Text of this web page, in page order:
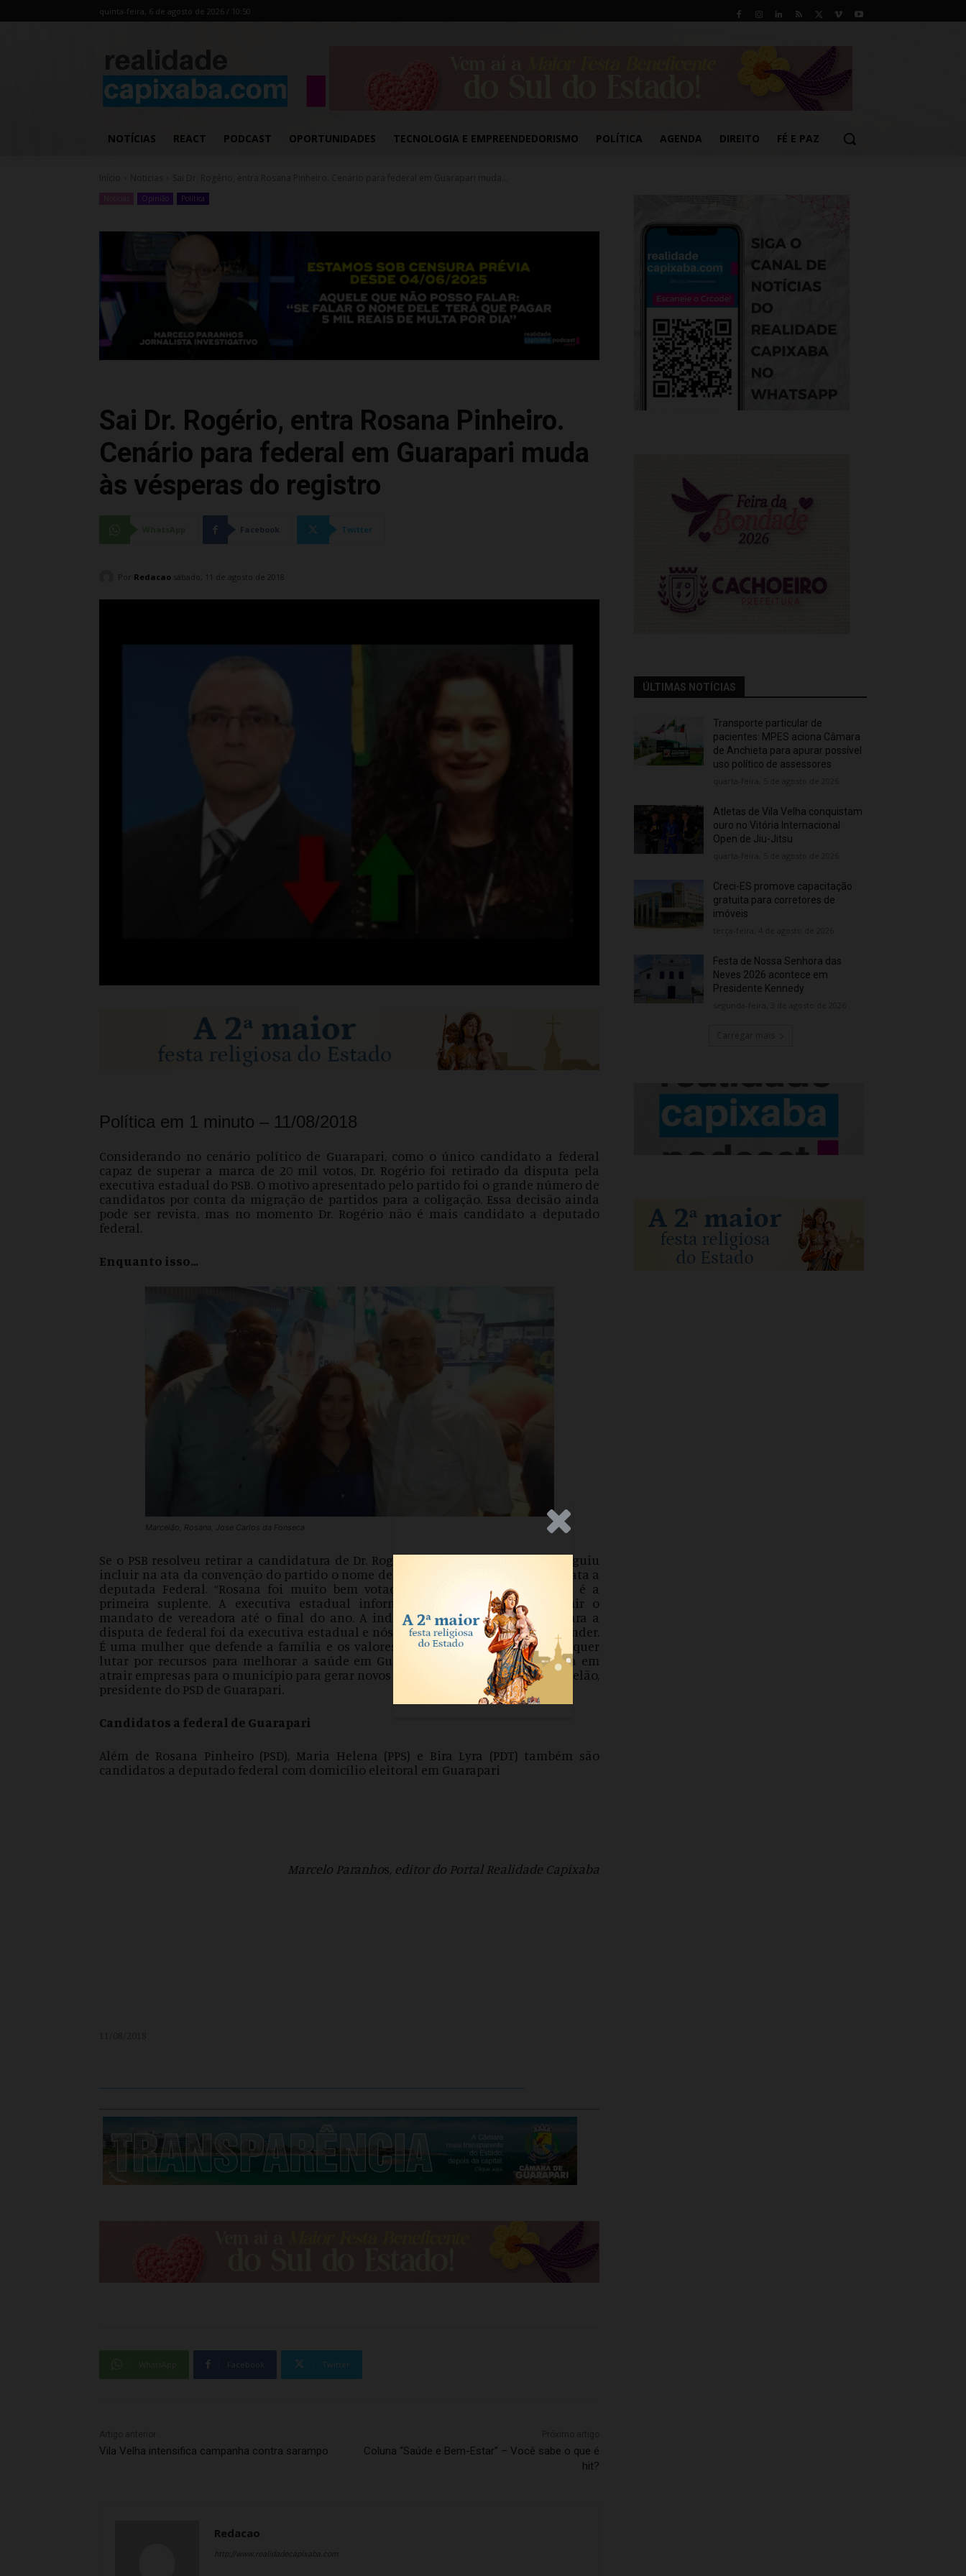
quinta-feira, 6 de agosto de 2026 / 10:50
NOTÍCIAS REACT PODCAST OPORTUNIDADES TECNOLOGIA E EMPREENDEDORISMO POLÍTICA AGENDA DIREITO FÉ E PAZ
Opinião Política
Sai Dr. Rogério, entra Rosana Pinheiro.
Cenário para federal em Guarapari muda
às vésperas do registro
Facebook Twitter
Por Redacao sábado, 11 de agosto de 2018
Política em 1 minuto – 11/08/2018
Considerando no cenário político de Guarapari, como o único candidato a federal
capaz de superar a marca de 20 mil votos, Dr. Rogério foi retirado da disputa pela
executiva estadual do PSB. O motivo apresentado pelo partido foi o grande número de
candidatos por conta da migração de partidos para a coligação. Essa decisão ainda
pode ser revista, mas no momento Dr. Rogério não é mais candidato a deputado
federal.
Enquanto isso…
Marcelão, Rosana, Jose Carlos da Fonseca
Se o PSB resolveu retirar a candidatura de Dr. Rogério, o PSD de Guarapari conseguiu
incluir na ata da convenção do partido o nome de Rosana Pinheiro como candidata a
deputada Federal. “Rosana foi muito bem votada na eleição de vereadora e é a
primeira suplente. A executiva estadual informou que Rosana deve assumir o
mandato de vereadora até o final do ano. A indicação do nome de Rosana para a
disputa de federal foi da executiva estadual e nós apoiamos. Rosana vai surpreender.
É uma mulher que defende a família e os valores religiosos. Rosana disse que quer
lutar por recursos para melhorar a saúde em Guarapari e que está preocupada em
atrair empresas para o município para gerar novos postos de trabalho”, disse Marcelão,
presidente do PSD de Guarapari.
Candidatos a federal de Guarapari
Além de Rosana Pinheiro (PSD), Maria Helena (PPS) e Bira Lyra (PDT) também são
candidatos a deputado federal com domicílio eleitoral em Guarapari
Marcelo Paranhos, editor do Portal Realidade Capixaba
Facebook Twitter
Vila Velha intensifica campanha contra sarampo
Coluna “Saúde e Bem-Estar” – Você sabe o que é
hit?
Redacao
http://www.realidadecapixaba.com
ÚLTIMAS NOTÍCIAS
Transporte particular de
pacientes: MPES aciona Câmara
de Anchieta para apurar possível
uso político de assessores
Atletas de Vila Velha conquistam
ouro no Vitória Internacional
Open de Jiu-Jitsu
Creci-ES promove capacitação
gratuita para corretores de
imóveis
Festa de Nossa Senhora das
Neves 2026 acontece em
Presidente Kennedy